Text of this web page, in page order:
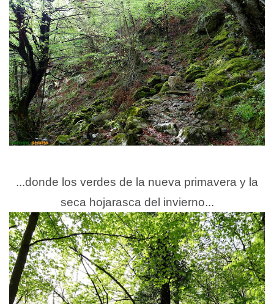
...donde los verdes de la nueva primavera y la
seca hojarasca del invierno...